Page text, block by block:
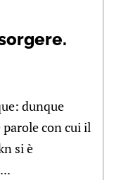
dunque
con cui il
si è